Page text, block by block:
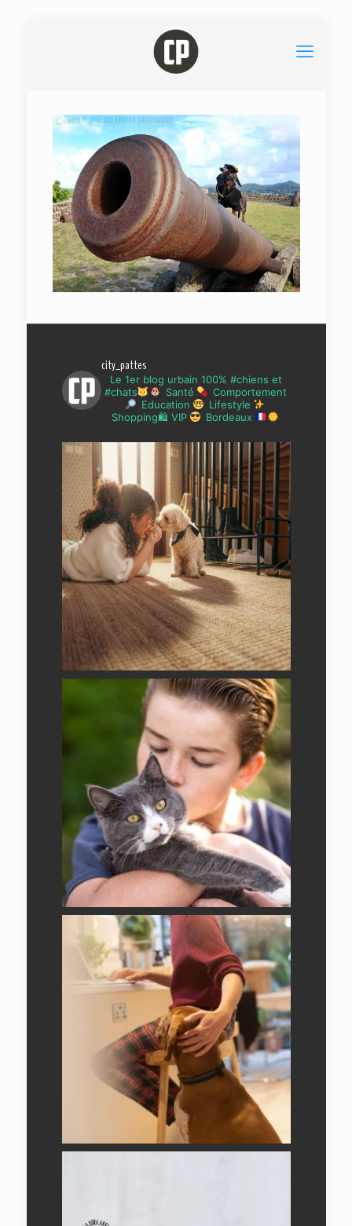
city_pattes
Le 1er blog urbain 100% #chiens et
#chats
Santé
Comportement
Education
Lifestyle
Shopping🛍 VIP
Bordeaux